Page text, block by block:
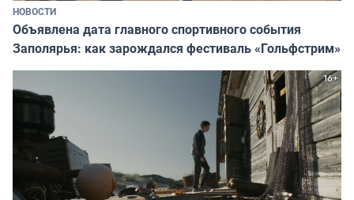
НОВОСТИ
Объявлена дата главного спортивного события
Заполярья: как зарождался фестиваль «Гольфстрим»